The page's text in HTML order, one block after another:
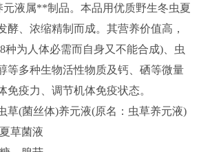
元液属**制品。本品用优质野生冬虫夏
酵、浓缩精制而成。其营养价值高，
种为人体必需而自身又不能合成)、虫
等多种生物活性物质及钙、硒等微量
免疫力、调节机体免疫状态。
草(菌丝体)养元液(原名：虫草养元液)
草菌液